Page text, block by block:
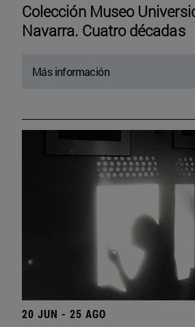
Colección Museo
Navarra. Cuatro décadas
Más información
20 JUN - 25 AGO